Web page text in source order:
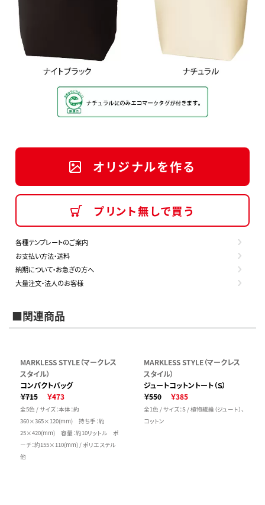
オリジナルを作る
プリント無しで買う
各種テンプレートのご案内
お支払い方法・送料
納期について・お急ぎの方へ
大量注文・法人のお客様
■関連商品
MARKLESS STYLE（マークレス
スタイル）
コンパクトバッグ
￥715
￥473
全5色 / サイズ：本体：約
360×365×120(mm) 持ち手：約
25×420(mm) 容量：約10リットル ポ
ーチ：約155×110(mm) / ポリエステル
他
MARKLESS STYLE（マークレス
スタイル）
ジュートコットントート（Ｓ）
￥550
￥385
全1色 / サイズ：S / 植物繊維（ジュート）、
コットン